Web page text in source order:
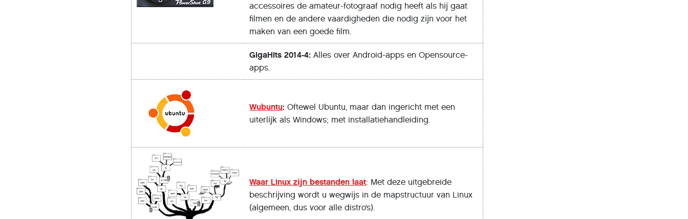
accessoires de amateur-fotograaf nodig heeft als hĳ gaat
filmen en de andere vaardigheden die nodig zĳn voor het
maken van een goede film.
GigaHits 2014-4:Alles over Android-apps en Opensource-
apps.
Wubuntu:Oftewel Ubuntu, maar dan ingericht met een
uiterlĳk als Windows; met installatiehandleiding.
Waar Linux zĳn bestanden laat: Met deze uitgebreide
beschrĳving wordt u wegwĳs in de mapstructuur van Linux
(algemeen, dus voor alle distro’s).